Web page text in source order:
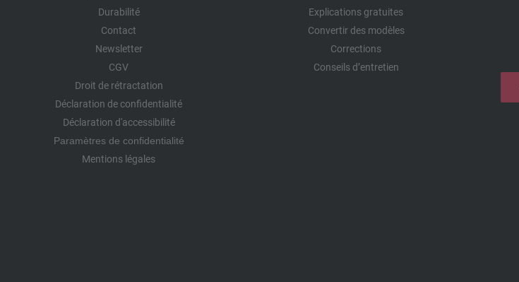
Durabilité
Contact
Newsletter
CGV
Droit de rétractation
Déclaration de confidentialité
Déclaration d'accessibilité
Paramètres de confidentialité
Mentions légales
Explications gratuites
Convertir des modèles
Corrections
Conseils d’entretien